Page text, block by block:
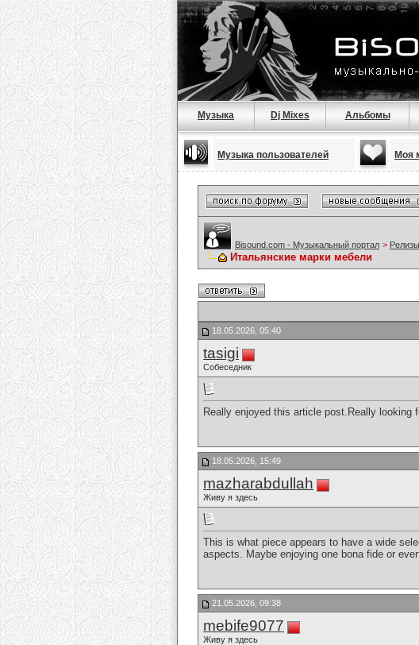
Музыка Dj Mixes Альбомы
Музыка пользователей Моя
Bisound.com - Музыкальный портал > Релизы
Итальянские марки мебели
18.05.2026, 05:40
tasigi
Собеседник
Really enjoyed this article post.Really looking
18.05.2026, 15:49
mazharabdullah
Живу я здесь
This is what piece appears to have a wide
aspects. Maybe enjoying one bona fide or
21.05.2026, 09:38
mebife9077
Живу я здесь